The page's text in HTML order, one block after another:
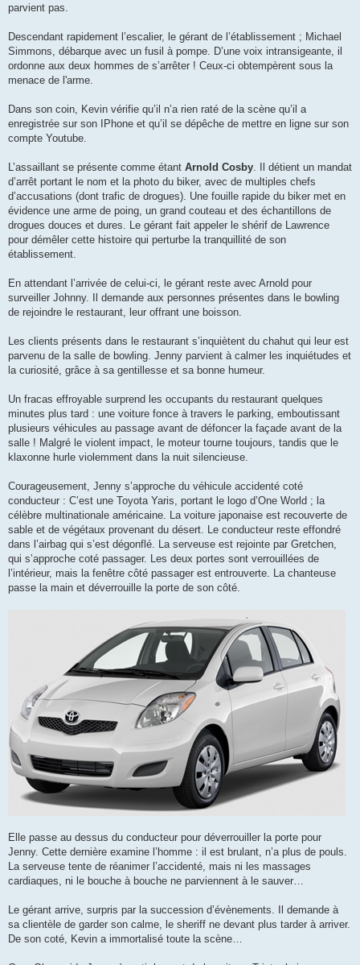
parvient pas.
Descendant rapidement l’escalier, le gérant de l’établissement ; Michael
Simmons, débarque avec un fusil à pompe. D’une voix intransigeante, il
ordonne aux deux hommes de s’arrêter ! Ceux-ci obtempèrent sous la
menace de l'arme.
Dans son coin, Kevin vérifie qu’il n’a rien raté de la scène qu’il a
enregistrée sur son IPhone et qu’il se dépêche de mettre en ligne sur son
compte Youtube.
L’assaillant se présente comme étant Arnold Cosby . Il détient un mandat
d’arrêt portant le nom et la photo du biker, avec de multiples chefs
d’accusations (dont trafic de drogues). Une fouille rapide du biker met en
évidence une arme de poing, un grand couteau et des échantillons de
drogues douces et dures. Le gérant fait appeler le shérif de Lawrence
pour démêler cette histoire qui perturbe la tranquillité de son
établissement.
En attendant l’arrivée de celui-ci, le gérant reste avec Arnold pour
surveiller Johnny. Il demande aux personnes présentes dans le bowling
de rejoindre le restaurant, leur offrant une boisson.
Les clients présents dans le restaurant s’inquiètent du chahut qui leur est
parvenu de la salle de bowling. Jenny parvient à calmer les inquiétudes et
la curiosité, grâce à sa gentillesse et sa bonne humeur.
Un fracas effroyable surprend les occupants du restaurant quelques
minutes plus tard : une voiture fonce à travers le parking, emboutissant
plusieurs véhicules au passage avant de défoncer la façade avant de la
salle ! Malgré le violent impact, le moteur tourne toujours, tandis que le
klaxonne hurle violemment dans la nuit silencieuse.
Courageusement, Jenny s’approche du véhicule accidenté coté
conducteur : C’est une Toyota Yaris, portant le logo d’One World ; la
célèbre multinationale américaine. La voiture japonaise est recouverte de
sable et de végétaux provenant du désert. Le conducteur reste effondré
dans l’airbag qui s’est dégonflé. La serveuse est rejointe par Gretchen,
qui s’approche coté passager. Les deux portes sont verrouillées de
l’intérieur, mais la fenêtre côté passager est entrouverte. La chanteuse
passe la main et déverrouille la porte de son côté.
Elle passe au dessus du conducteur pour déverrouiller la porte pour
Jenny. Cette dernière examine l’homme : il est brulant, n’a plus de pouls.
La serveuse tente de réanimer l’accidenté, mais ni les massages
cardiaques, ni le bouche à bouche ne parviennent à le sauver…
Le gérant arrive, surpris par la succession d’évènements. Il demande à
sa clientèle de garder son calme, le sheriff ne devant plus tarder à arriver.
De son coté, Kevin a immortalisé toute la scène…